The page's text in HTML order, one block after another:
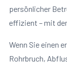
persönlicher
effizient – mit
Wenn Sie einen
Rohrbruch,